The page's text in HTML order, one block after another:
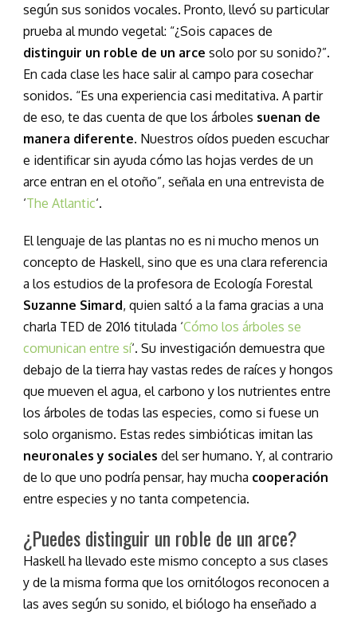
según sus sonidos vocales. Pronto, llevó su particular
prueba al mundo vegetal: “¿Sois capaces de
distinguir un roble de un arce solo por su sonido?”.
En cada clase les hace salir al campo para cosechar
sonidos. “Es una experiencia casi meditativa. A partir
de eso, te das cuenta de que los árboles suenan de
manera diferente. Nuestros oídos pueden escuchar
e identificar sin ayuda cómo las hojas verdes de un
arce entran en el otoño”, señala en una entrevista de
‘The Atlantic‘.
El lenguaje de las plantas no es ni mucho menos un
concepto de Haskell, sino que es una clara referencia
a los estudios de la profesora de Ecología Forestal
Suzanne Simard, quien saltó a la fama gracias a una
charla TED de 2016 titulada ‘Cómo los árboles se
comunican entre sí‘. Su investigación demuestra que
debajo de la tierra hay vastas redes de raíces y hongos
que mueven el agua, el carbono y los nutrientes entre
los árboles de todas las especies, como si fuese un
solo organismo. Estas redes simbióticas imitan las
neuronales y sociales del ser humano. Y, al contrario
de lo que uno podría pensar, hay mucha cooperación
entre especies y no tanta competencia.
¿Puedes distinguir un roble de un arce?
Haskell ha llevado este mismo concepto a sus clases
y de la misma forma que los ornitólogos reconocen a
las aves según su sonido, el biólogo ha enseñado a